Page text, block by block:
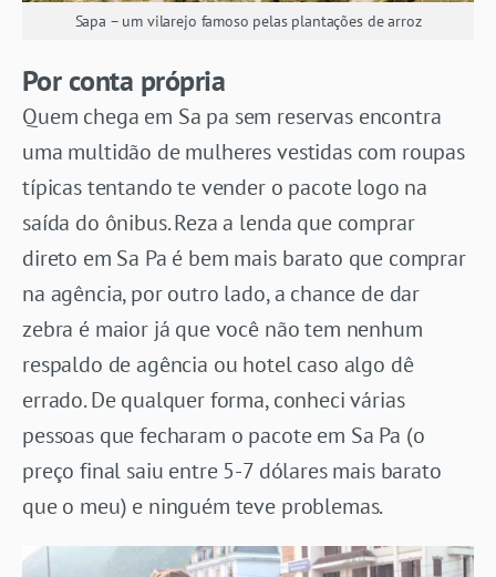
Sapa – um vilarejo famoso pelas plantações de arroz
Por conta própria
Quem chega em Sa pa sem reservas encontra
uma multidão de mulheres vestidas com roupas
típicas tentando te vender o pacote logo na
saída do ônibus. Reza a lenda que comprar
direto em Sa Pa é bem mais barato que comprar
na agência, por outro lado, a chance de dar
zebra é maior já que você não tem nenhum
respaldo de agência ou hotel caso algo dê
errado. De qualquer forma, conheci várias
pessoas que fecharam o pacote em Sa Pa (o
preço final saiu entre 5-7 dólares mais barato
que o meu) e ninguém teve problemas.